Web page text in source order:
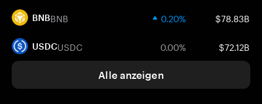
BNBBNB 0.20% $78.83B
USDCUSDC 0.00% $72.12B
Alle anzeigen